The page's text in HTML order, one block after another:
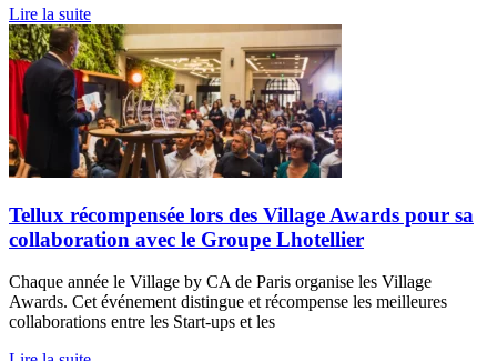
Lire la suite
Tellux récompensée lors des Village Awards pour sa
collaboration avec le Groupe Lhotellier
Chaque année le Village by CA de Paris organise les Village
Awards. Cet événement distingue et récompense les meilleures
collaborations entre les Start-ups et les